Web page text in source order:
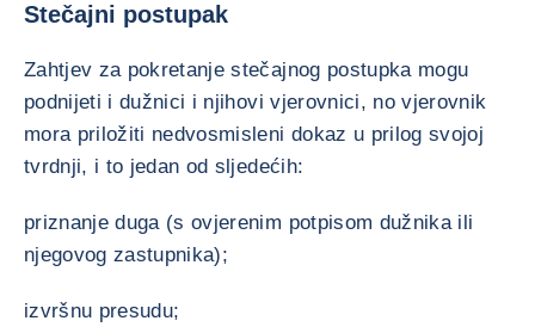
Stečajni postupak
Zahtjev za pokretanje stečajnog postupka mogu
podnijeti i dužnici i njihovi vjerovnici, no vjerovnik
mora priložiti nedvosmisleni dokaz u prilog svojoj
tvrdnji, i to jedan od sljedećih:
priznanje duga (s ovjerenim potpisom dužnika ili
njegovog zastupnika);
izvršnu presudu;